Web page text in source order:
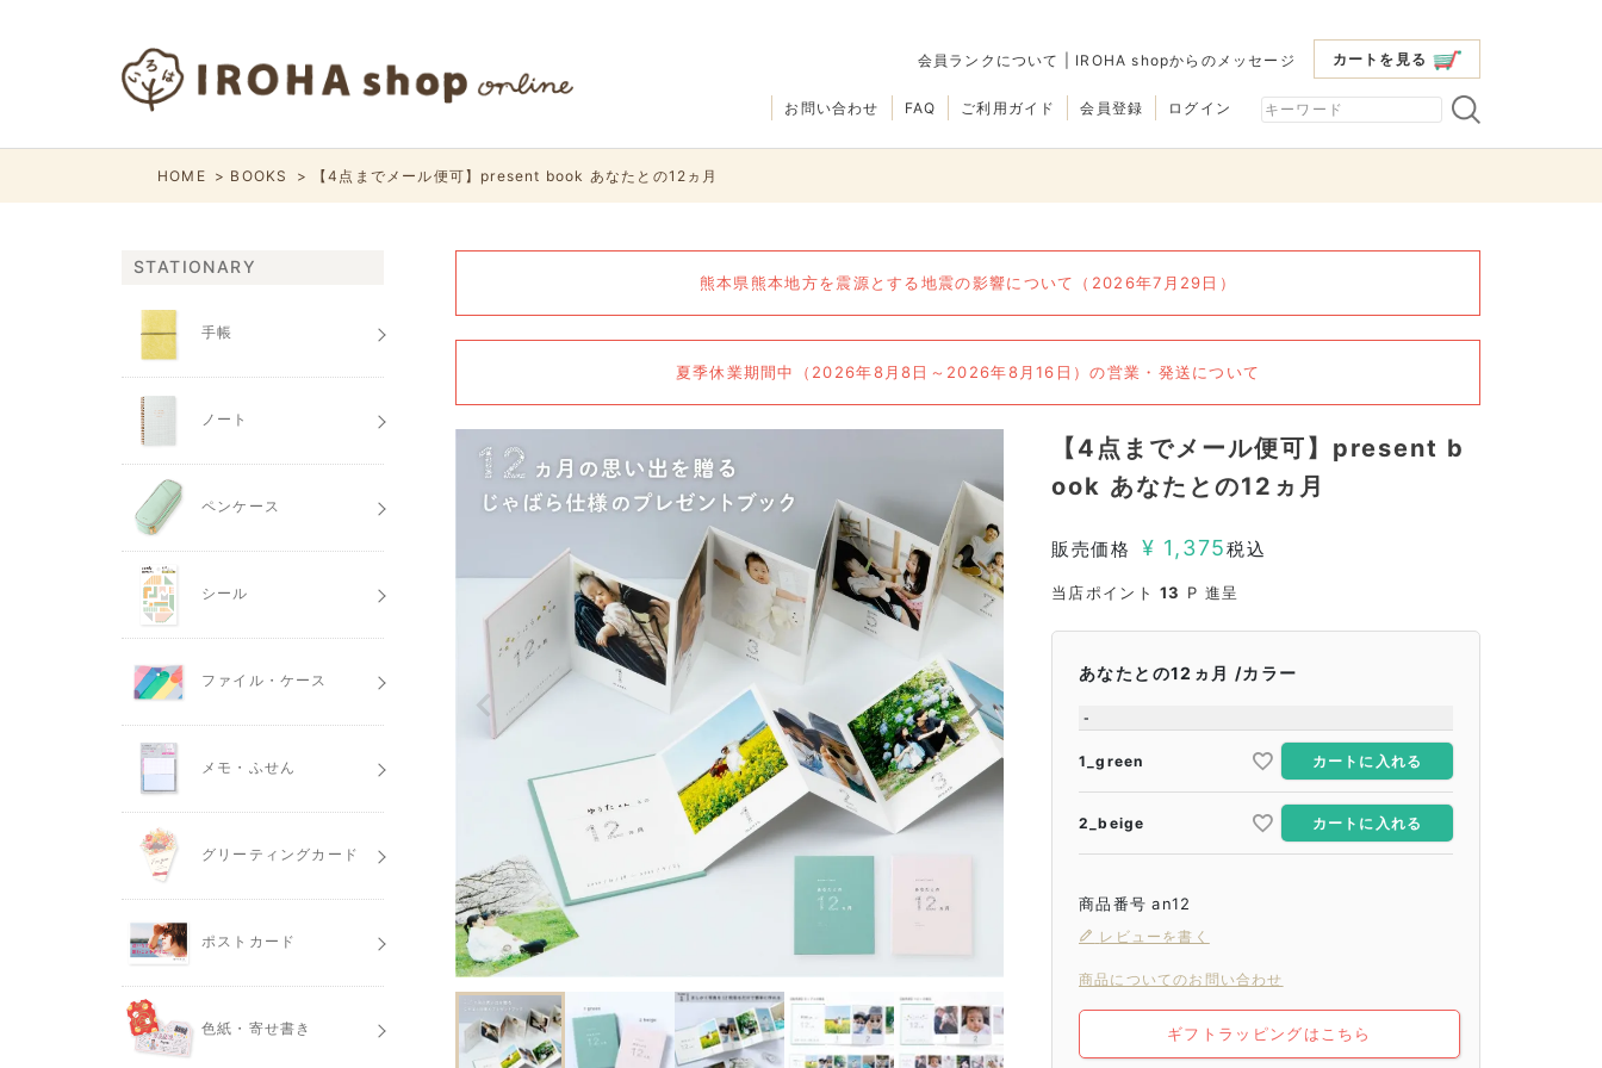
カートを見る
会員ランクについて IROHA shopからのメッセージ
会員登録 ログイン
ご利用ガイド
FAQ
お問い合わせ
HOME BOOKS 【4点までメール便可】present book あなたとの12ヵ月
熊本県熊本地方を震源とする地震の影響について（2026年7月29日）
夏季休業期間中（2026年8月8日～2026年8月16日）の営業・発送について
【4点までメール便可】present b
ook あなたとの12ヵ月
販売価格 ¥ 1,375税込
当店ポイント 13 P 進呈
あなたとの12ヵ月 カラー
-
1_green カートに入れる
2_beige カートに入れる
商品番号 an12
レビューを書く
商品についてのお問い合わせ
ギフトラッピングはこちら
STATIONARY
手帳
ノート
ペンケース
シール
ファイル・ケース
メモ・ふせん
グリーティングカード
ポストカード
色紙・寄せ書き